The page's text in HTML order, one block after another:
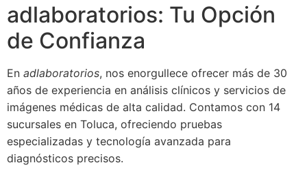
adlaboratorios: Tu Opción
de Confianza
En adlaboratorios, nos enorgullece ofrecer más de 30
años de experiencia en análisis clínicos y servicios de
imágenes médicas de alta calidad. Contamos con 14
sucursales en Toluca, ofreciendo pruebas
especializadas y tecnología avanzada para
diagnósticos precisos.